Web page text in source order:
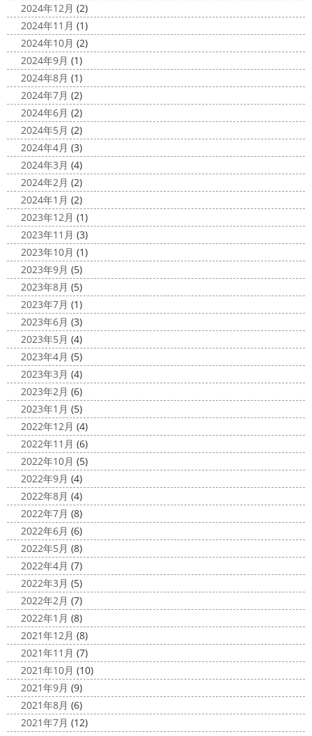
みなさんこんにちは(^O^)
が、みなさんはいかがお過ごしですか？
笑 先日、池袋の
サンシャイン水族館に行きました
外国人の方が多く、
館内はとても賑わっていました
ここの大きな水槽にはサ
...
今日は高圧洗浄が何故必要かについて説明させていただき
ます
塗装工事をお考えのお客様は長くなりますが、ぜ
ひ読んでみてくださいね
外壁や屋根の表面に塗装してで
きた塗膜は、毎日屋外で紫外線、雨風、排気ガスなどにさ
らされて ...
カ陽気になり過ごしやすくなりましたね
お知らせをさせていただきます
先日、弊社が日本ペイン
ト神奈川営業所様より優良施工会社として表彰されました
このよ ...
2020/11/19
海に行きたい…！！！＊湘南の外壁
塗装専門店＊
最近は暖かくて過ごしやすいお天気です
ね
弊社ライダーの脇祐史君はバリ島に行きました!! 私も
行きたいーーーーー!!! 写真が送られてきたら、またアップ
していきますね
ット
2020/11/12
朝活
＊湘南の外壁塗装専門店＊
小倉氏サーフィンにはまり中
今回は浩
さんも一緒に
３人で出発
波は小さい
けどお天気良くて気持ち～
まずは陸でのイメトレ 入水～
小倉氏ライド
で、すぐ立ててました
2020/11/10
HAPPY HALLOWEEN
＊湘南の
外壁塗装専門店＊
ちょっとご無沙汰してる間にもう11月も
10日が過ぎようとしていますね
2020年もあっとゆう間
に終わってしまう～
今年はコロナの影響で色々なイベン
トもなくなり淋しいですね… ですが、先日ブログでもお伝
えしたマービスタ ...
2020/11/02
ウェット完成
＊湘南の外壁塗装専
門店＊
こんにちは!! 今週も１週間始まりました
が、明日は祝日です
今日も１日頑張りましょう
さて
さて、先日のブログで書いた、小倉氏のオーダーしたウェ
ットが完成しました
ゃんも一緒にパチリ
2024年12月 (2)
2024年11月 (1)
2024年10月 (2)
2024年9月 (1)
2024年8月 (1)
2024年7月 (2)
2024年6月 (2)
2024年5月 (2)
2024年4月 (3)
2024年3月 (4)
2024年2月 (2)
2024年1月 (2)
2023年12月 (1)
2023年11月 (3)
2023年10月 (1)
2023年9月 (5)
2023年8月 (5)
2023年7月 (1)
2023年6月 (3)
2023年5月 (4)
2023年4月 (5)
2023年3月 (4)
2023年2月 (6)
2023年1月 (5)
2022年12月 (4)
2022年11月 (6)
2022年10月 (5)
2022年9月 (4)
2022年8月 (4)
2022年7月 (8)
2022年6月 (6)
2022年5月 (8)
2022年4月 (7)
2022年3月 (5)
2022年2月 (7)
2022年1月 (8)
2021年12月 (8)
2021年11月 (7)
2021年10月 (10)
2021年9月 (9)
2021年8月 (6)
2021年7月 (12)